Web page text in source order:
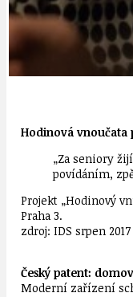
Hodinová vnoučata
„Za seniory
povídáním,
Projekt „Hodinový
Praha 3.
zdroj: IDS srpen 2017
Český patent:
Moderní zařízení